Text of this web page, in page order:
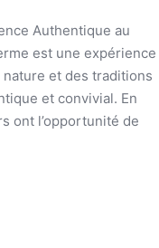
Authentique au
est une expérience
et des traditions
et convivial. En
ont l’opportunité de